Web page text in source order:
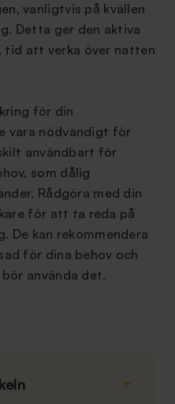
vanligtvis på kvällen
Detta ger den aktiva
att verka över natten
för din
vara nödvändigt för
användbart för
som dålig
Rådgöra med din
för att ta reda på
De kan rekommendera
för dina behov och
använda det.